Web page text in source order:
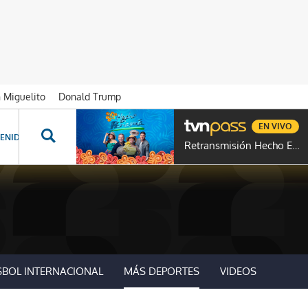
Miguelito Donald Trump
ESPECIALES NOVELAS PROGRAMAS GENTE TVN
Retransmisión Hecho En Panamá
EN VIVO
INTERNACIONAL MÁS DEPORTES VIDEOS